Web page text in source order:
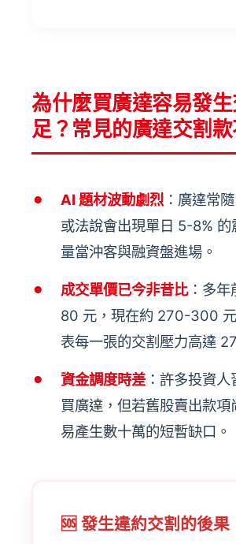
為什麼買廣達容易發
足？常見的廣達交割
AI 題材波動劇烈：廣達常
或法說會出現單日 5-8% 的
量當沖客與融資盤進場。
成交單價已今非昔比：多年
80 元，現在約 270-300
表每一張的交割壓力高達
資金調度時差：許多投資人
買廣達，但若舊股賣出款項
易產生數十萬的短暫缺口。
🆘 發生違約交割的後果